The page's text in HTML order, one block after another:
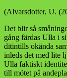
(Alvarsdotter, U.
Det blir så
gång färdas Ulla i
ditintills okända
inleds det med lite
Ulla faktiskt
till mötet på